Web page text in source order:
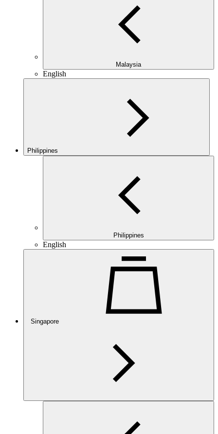
Malaysia
English
Philippines
Philippines
English
Singapore